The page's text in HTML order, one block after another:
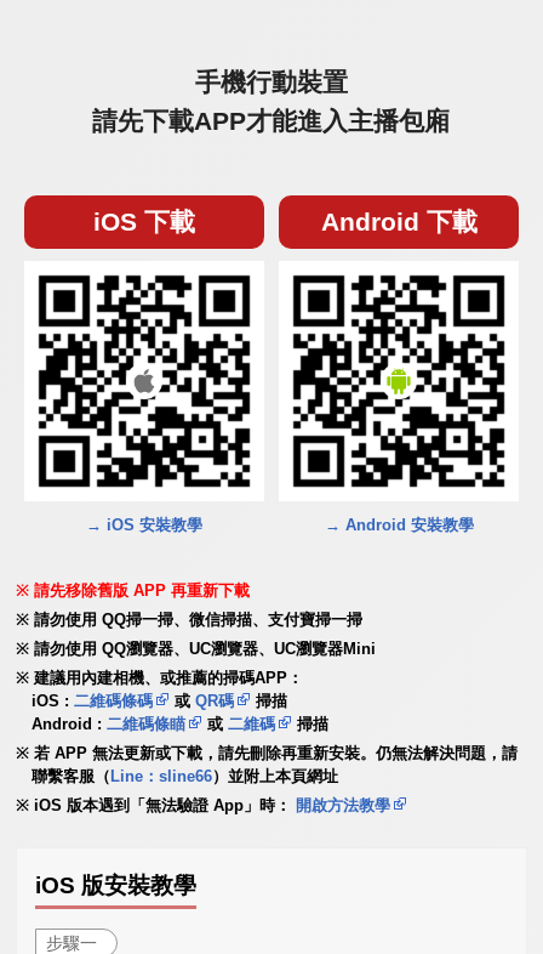
手機行動裝置
請先下載APP才能進入主播包廂
iOS 下載
→ iOS 安裝教學
Android 下載
→ Android 安裝教學
請先移除舊版 APP 再重新下載
請勿使用 QQ掃一掃、微信掃描、支付寶掃一掃
請勿使用 QQ瀏覽器、UC瀏覽器、UC瀏覽器Mini
建議用內建相機、或推薦的掃碼APP：
iOS :二維碼條碼 或QR碼
掃描
Android :二維碼條瞄 或二維碼
掃描
若 APP 無法更新或下載，請先刪除再重新安裝。仍無法解決問題，請
聯繫客服（ Line：sline66）並附上本頁網址
iOS 版本遇到「無法驗證 App」時：
開啟方法教學
iOS 版安裝教學
步驟一